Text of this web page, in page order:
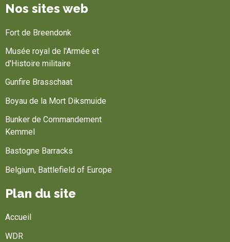
Nos sites web
Fort de Breendonk
Musée royal de l'Armée et
d'Histoire militaire
Gunfire Brasschaat
Boyau de la Mort Diksmuide
Bunker de Commandement
Kemmel
Bastogne Barracks
Belgium, Battlefield of Europe
Plan du site
Accueil
WDR